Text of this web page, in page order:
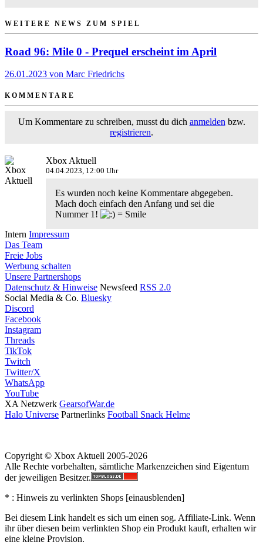
WEITERE NEWS ZUM SPIEL
Road 96: Mile 0 - Prequel erscheint im April
26.01.2023 von Marc Friedrichs
KOMMENTARE
Um Kommentare zu schreiben, musst du dich anmeldenbzw.
registrieren.
Xbox Aktuell
04.04.2023, 12:00 Uhr
Es wurden noch keine Kommentare abgegeben.
Mach doch einfach den Anfang und sei die
Nummer 1!
Intern Impressum
Das Team
Freie Jobs
Werbung schalten
Unsere Partnershops
Datenschutz & Hinweise Newsfeed RSS 2.0
Social Media & Co. Bluesky
Discord
Facebook
Instagram
Threads
TikTok
Twitch
Twitter/X
WhatsApp
YouTube
XA Netzwerk GearsofWar.de
Halo Universe Partnerlinks Football Snack Helme
Copyright © Xbox Aktuell 2005-2026
Alle Rechte vorbehalten, sämtliche Markenzeichen sind Eigentum
der jeweiligen Besitzer.
* : Hinweis zu verlinkten Shops [einausblenden]
Bei diesem Link handelt es sich um einen sog. Affiliate-Link. Wenn
ihr über diesen beim verlinkten Shop ein Produkt kauft, erhalten wir
eine kleine Provision.